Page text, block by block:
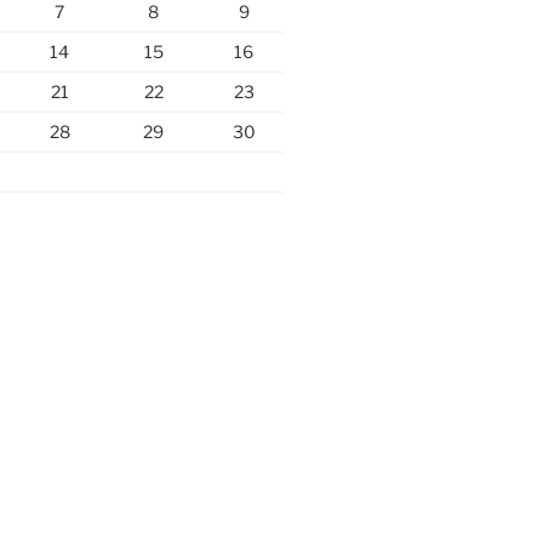
7 8
9
14 15
16
21 22
23
28 29
30